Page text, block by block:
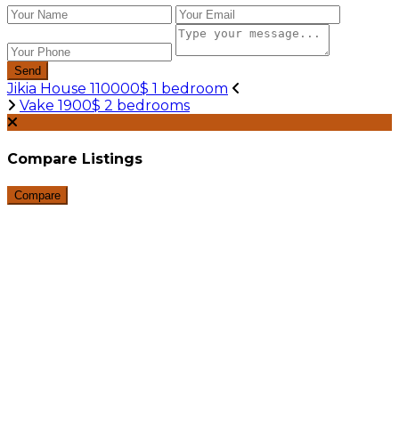
Send
Jikia House 110000$ 1 bedroom
Vake 1900$ 2 bedrooms
Compare Listings
Compare